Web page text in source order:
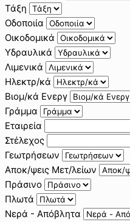
Τάξη
Οδοποιία
Οικοδομικά
Υδραυλικά
Λιμενικά
Ηλεκτρ/κά
Βιομ/κά Ενεργ
Γράμμα
Εταιρεία
Στέλεχος
Γεωτρήσεων
Αποκ/ψεις Μετ/λείων
Πράσινο
Πλωτά
Νερά - Απόβλητα